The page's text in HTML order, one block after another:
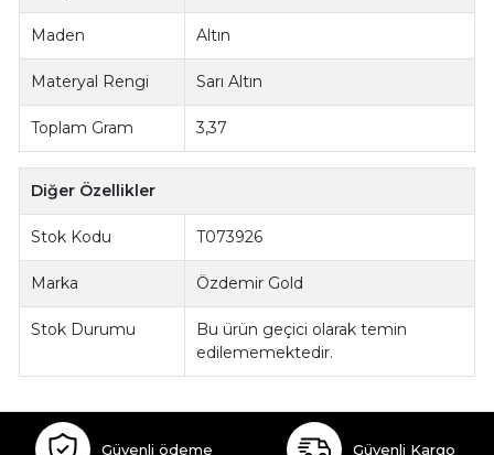
Maden Altın
Materyal Rengi Sarı Altın
Toplam Gram 3,37
Diğer Özellikler
Stok Kodu T073926
Marka Özdemir Gold
Stok Durumu
Bu ürün geçici olarak temin
edilememektedir.
Güvenli ödeme Güvenli Kargo